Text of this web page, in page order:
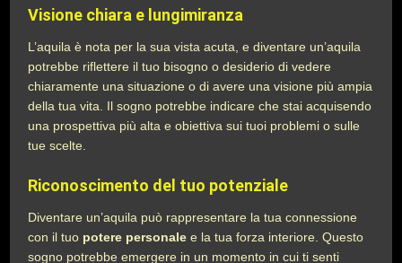
Visione chiara e lungimiranza
L’aquila è nota per la sua vista acuta, e diventare un’aquila
potrebbe riflettere il tuo bisogno o desiderio di vedere
chiaramente una situazione o di avere una visione più ampia
della tua vita. Il sogno potrebbe indicare che stai acquisendo
una prospettiva più alta e obiettiva sui tuoi problemi o sulle
tue scelte.
Riconoscimento del tuo potenziale
Diventare un’aquila può rappresentare la tua connessione
con il tuo potere personale e la tua forza interiore. Questo
sogno potrebbe emergere in un momento in cui ti senti